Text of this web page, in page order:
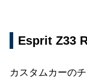
Esprit Z33
カスタムカーの